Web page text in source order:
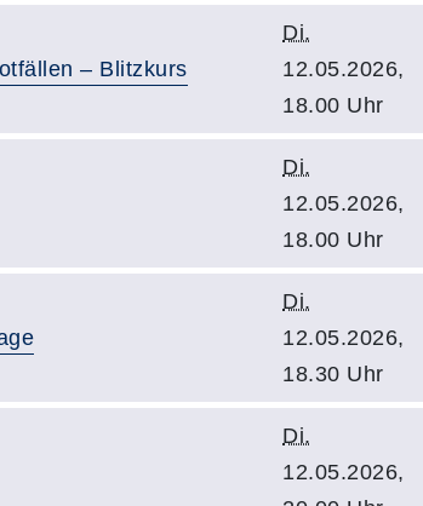
– Blitzkurs
Di.
12.05.2026,
18.00 Uhr
Di.
12.05.2026,
18.00 Uhr
Di.
12.05.2026,
18.30 Uhr
Di.
12.05.2026,